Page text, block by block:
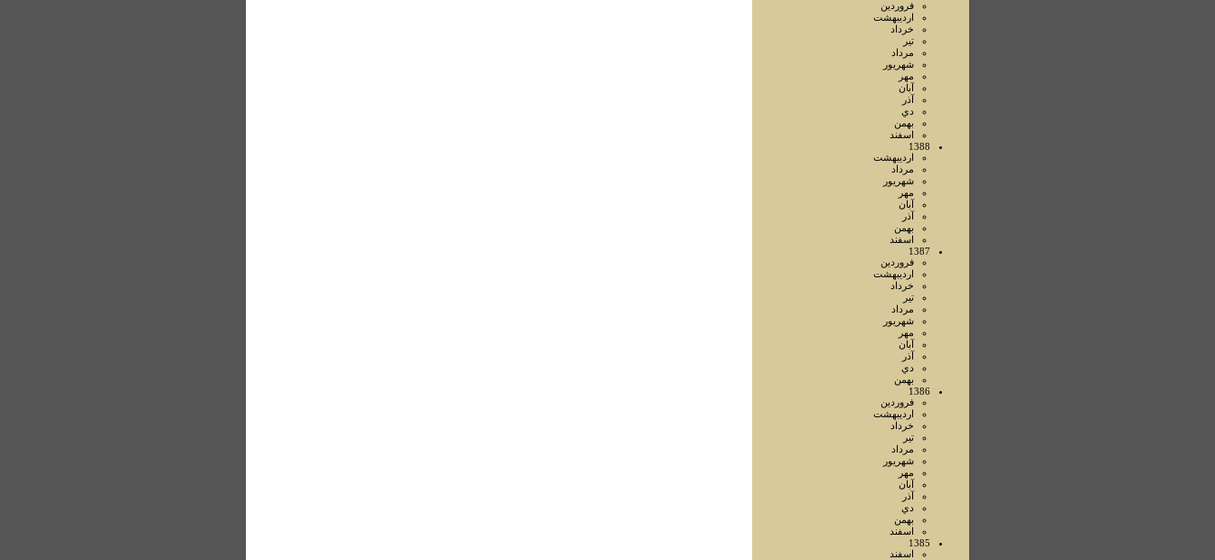
فروردين
ارديبهشت
خرداد
تير
مرداد
شهريور
مهر
آبان
آذر
دي
بهمن
اسفند
1388
ارديبهشت
مرداد
شهريور
مهر
آبان
آذر
بهمن
اسفند
1387
فروردين
ارديبهشت
خرداد
تير
مرداد
شهريور
مهر
آبان
آذر
دي
بهمن
1386
فروردين
ارديبهشت
خرداد
تير
مرداد
شهريور
مهر
آبان
آذر
دي
بهمن
اسفند
1385
اسفند